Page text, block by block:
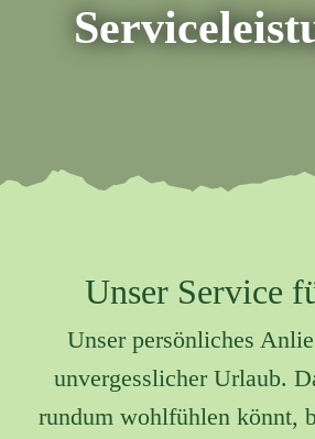
Unser Service
Unser persönliches
unvergesslicher Urlaub.
rundum wohlfühlen könnt,